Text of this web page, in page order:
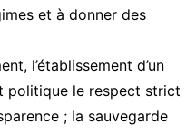
et à donner des
l’établissement d’un
politique le respect strict
; la sauvegarde